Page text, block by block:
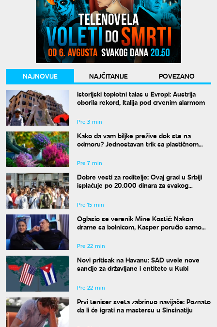
NAJNOVIJE NAJČITANIJE
POVEZANO
Istorijski toplotni talas u Evropi: Austrija
oborila rekord, Italija pod crvenim alarmom
Pre 3 min
Kako da vam biljke prežive dok ste na
odmoru? Jednostavan trik sa plastičnom
Pre 7 min
Dobre vesti za roditelje: Ovaj grad u Srbiji
isplaćuje po 20.000 dinara za svakog
Pre 15 min
Oglasio se verenik Mine Kostić: Nakon
drame sa bolnicom, Kasper poručio samo
Pre 22 min
Novi pritisak na Havanu: SAD uvele nove
sancije za državljane i entitete u Kubi
Pre 22 min
Prvi teniser sveta zabrinuo navijače: Poznato
da li će igrati na mastersu u Sinsinatiju